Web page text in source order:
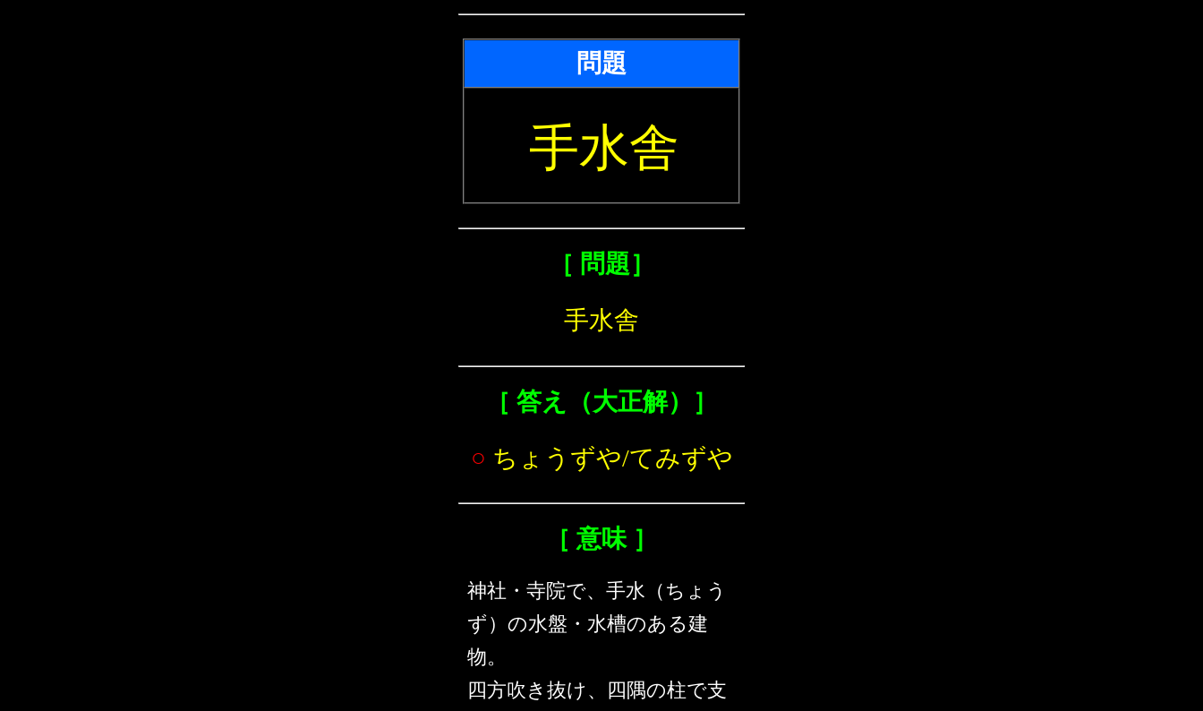
問題
手水舎
［ 問題］
手水舎
［ 答え（大正解）］
○ ちょうずや/てみずや
［ 意味 ］
神社・寺院で、手水（ちょう
ず）の水盤・水槽のある建
物。
四方吹き抜け、四隅の柱で支